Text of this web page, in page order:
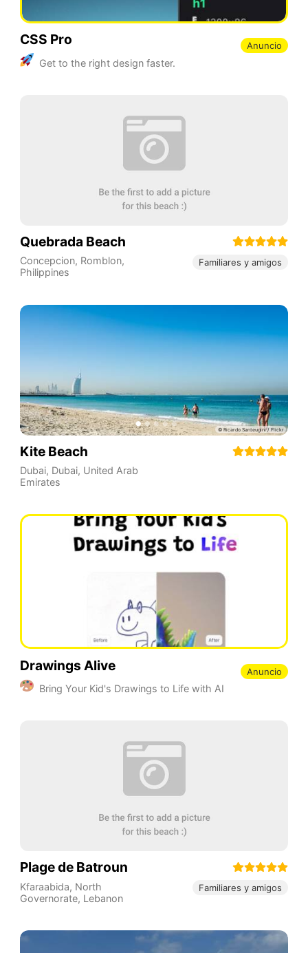
CSS Pro
Get to the right design faster.
Anuncio
Quebrada Beach
Concepcion, Romblon,
Philippines
Familiares y amigos
Kite Beach
Dubai, Dubai, United Arab
Emirates
Drawings Alive
Bring Your Kid's Drawings to Life with AI
Anuncio
Plage de Batroun
Kfaraabida, North
Governorate, Lebanon
Familiares y amigos